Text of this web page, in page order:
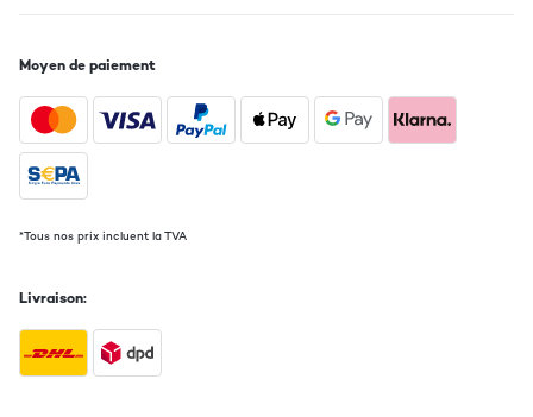
Moyen de paiement
*Tous nos prix incluent la TVA
Livraison: